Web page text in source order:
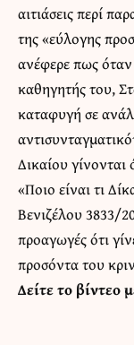
αιτιάσεις περί
της «εύλογης
ανέφερε πως
καθηγητής του,
καταφυγή σε
Δικαίου γίνονται
«Ποιο είναι τι
Βενιζέλου 3833/
προαγωγές ότι
προσόντα του
Δείτε το βίντεο